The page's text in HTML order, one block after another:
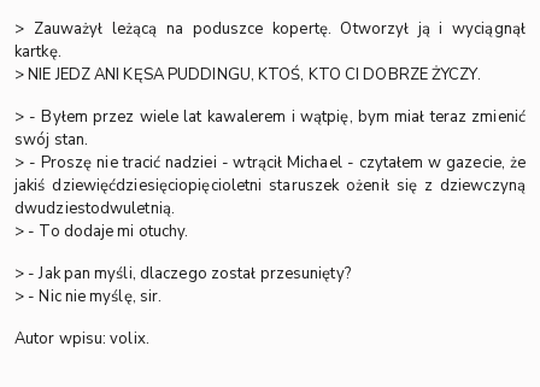
> Zauważył leżącą na poduszce kopertę. Otworzył ją i wyciągnął
kartkę.
> NIE JEDZ ANI KĘSA PUDDINGU, KTOŚ, KTO CI DOBRZE ŻYCZY.
> - Byłem przez wiele lat kawalerem i wątpię, bym miał teraz zmienić
swój stan.
> - Proszę nie tracić nadziei - wtrącił Michael - czytałem w gazecie, że
jakiś dziewięćdziesięciopięcioletni staruszek ożenił się z dziewczyną
dwudziestodwuletnią.
> - To dodaje mi otuchy.
> - Jak pan myśli, dlaczego został przesunięty?
> - Nic nie myślę, sir.
Autor wpisu: volix.